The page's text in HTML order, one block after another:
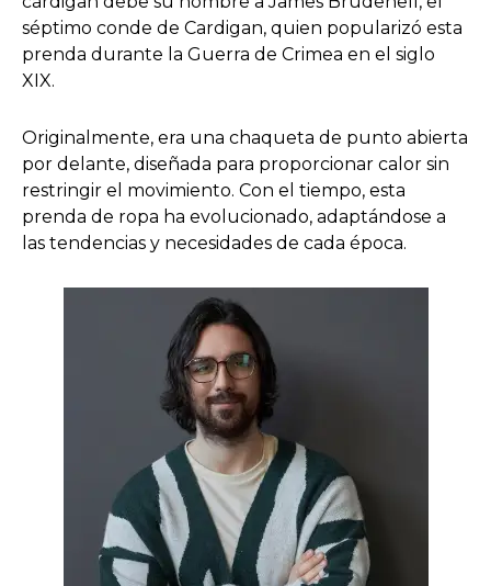
séptimo conde de Cardigan, quien popularizó esta
prenda durante la Guerra de Crimea en el siglo
XIX.
Originalmente, era una chaqueta de punto abierta
por delante, diseñada para proporcionar calor sin
restringir el movimiento. Con el tiempo, esta
prenda de ropa ha evolucionado, adaptándose a
las tendencias y necesidades de cada época.